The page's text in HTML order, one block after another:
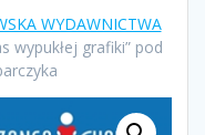
WYDAWNICTWA
wypukłej grafiki” pod